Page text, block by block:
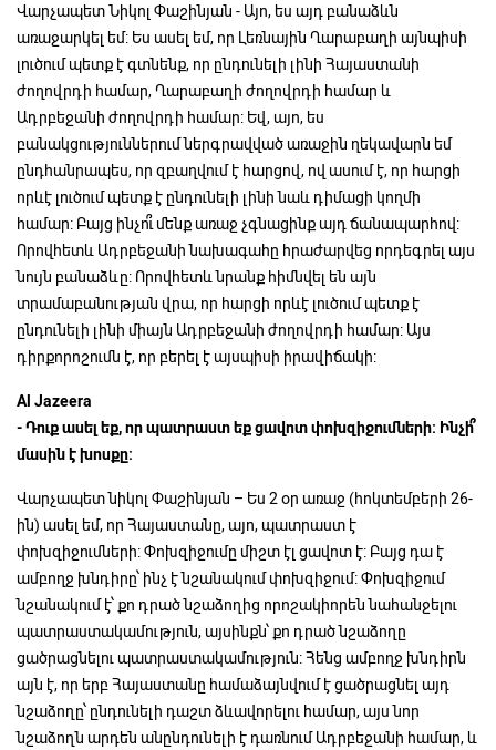
Վարչապետ Նիկոլ Փաշինյան - Այո, ես այդ բանաձևն
առաջարկել եմ: Ես ասել եմ, որ Լեռնային Ղարաբաղի այնպիսի
լուծում պետք է գտնենք, որ ընդունելի լինի Հայաստանի
ժողովրդի համար, Ղարաբաղի ժողովրդի համար և
Ադրբեջանի ժողովրդի համար: Եվ, այո, ես
բանակցություններում ներգրավված առաջին ղեկավարն եմ
ընդհանրապես, որ զբաղվում է հարցով, ով ասում է, որ հարցի
որևէ լուծում պետք է ընդունելի լինի նաև դիմացի կողմի
համար: Բայց ինչո՞ւ մենք առաջ չգնացինք այդ ճանապարհով:
Որովհետև Ադրբեջանի նախագահը հրաժարվեց որդեգրել այս
նույն բանաձևը: Որովհետև նրանք հիմնվել են այն
տրամաբանության վրա, որ հարցի որևէ լուծում պետք է
ընդունելի լինի միայն Ադրբեջանի ժողովրդի համար: Այս
դիրքորոշումն է, որ բերել է այսպիսի իրավիճակի:
Al Jazeera
-Դուքասել եք,որպատրաստեքցավոտփոխզիջումների: Ինչի՞
մասին է խոսքը:
Վարչապետ նիկոլ Փաշինյան – Ես 2 օր առաջ (հոկտեմբերի 26-
ին) ասել եմ, որ Հայաստանը, այո, պատրաստ է
փոխզիջումների: Փոխզիջումը միշտ էլ ցավոտ է: Բայց դա է
ամբողջ խնդիրը՝ ինչ է նշանակում փոխզիջում: Փոխզիջում
նշանակում է՝ քո դրած նշաձողից որոշակիորեն նահանջելու
պատրաստակամություն, այսինքն՝ քո դրած նշաձողը
ցածրացնելու պատրաստակամություն: Հենց ամբողջ խնդիրն
այն է, որ երբ Հայաստանը համաձայնվում է ցածրացնել այդ
նշաձողը՝ ընդունելի դաշտ ձևավորելու համար, այս նոր
նշաձողն արդեն անընդունելի է դառնում Ադրբեջանի համար, և